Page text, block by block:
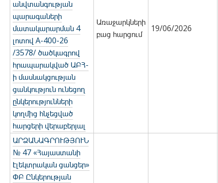
անվտանգության
պարագաների
մատակարարման 4
լոտով А-400-26
/3578/ ծածկագրով
հրապարակված ԱԲՀ-
ի մասնակցության
ցանկություն ունեցող
ընկերությունների
կողմից հնչեցված
հարցերի վերաբերյալ
Առաջարկների
բաց հարցում
19/06/2026
ԱՐՁԱՆԱԳՐՈՒԹՅՈՒՆ
№ 47 «Հայաստանի
էլեկտրական ցանցեր»
ՓԲ Ընկերության